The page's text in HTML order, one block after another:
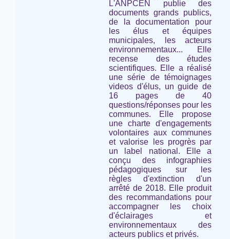
L'ANPCEN publie des
documents grands publics,
de la documentation pour
les élus et équipes
municipales, les acteurs
environnementaux... Elle
recense des études
scientifiques. Elle a réalisé
une série de témoignages
videos d'élus, un guide de
16 pages de 40
questions/réponses pour les
communes. Elle propose
une charte d'engagements
volontaires aux communes
et valorise les progrès par
un label national. Elle a
conçu des infographies
pédagogiques sur les
règles d'extinction d'un
arrêté de 2018. Elle produit
des recommandations pour
accompagner les choix
d'éclairages et
environnementaux des
acteurs publics et privés.